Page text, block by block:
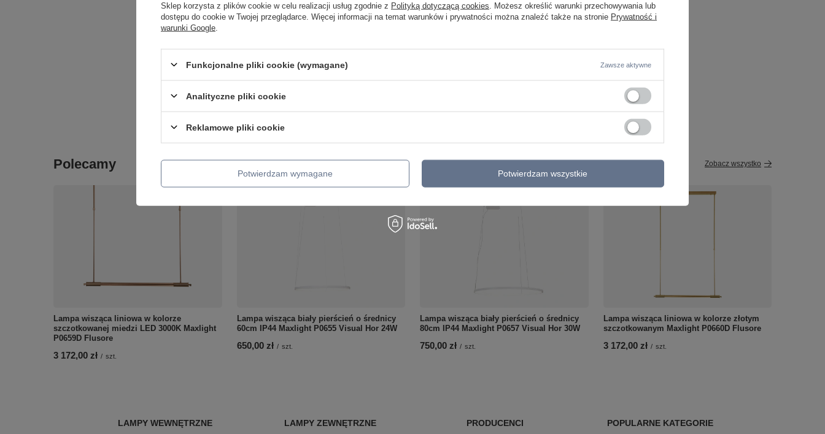
LAMPA WISZĄCA EDISON 25
LAMPA WISZĄCA EDISON 25
Polecamy Zobacz wszystko
Lampa wisząca liniowa w kolorze
szczotkowanej miedzi LED 3000K Maxlight
P0659D Flusore
3 172,00 zł / szt.
Lampa wisząca biały pierścień o średnicy
60cm IP44 Maxlight P0655 Visual Hor 24W
650,00 zł / szt.
Lampa wisząca biały pierścień o średnicy
80cm IP44 Maxlight P0657 Visual Hor 30W
750,00 zł / szt.
Lampa wisząca liniowa w kolorze złotym
szczotkowanym Maxlight P0660D Flusore
3 172,00 zł / szt.
LAMPY WEWNĘTRZNE
LAMPY ZEWNĘTRZNE
PRODUCENCI
POPULARNE KATEGORIE
Sklep korzysta z plików cookie w celu realizacji usług zgodnie z Polityką dotyczącą cookies . Możesz określić warunki przechowywania lub
dostępu do cookie w Twojej przeglądarce. Więcej informacji na temat warunków i prywatności można znaleźć także na stronie Prywatność i
warunki Google
Funkcjonalne pliki cookie (wymagane) Zawsze aktywne
Analityczne pliki cookie
Reklamowe pliki cookie
Potwierdzam wymagane Potwierdzam wszystkie